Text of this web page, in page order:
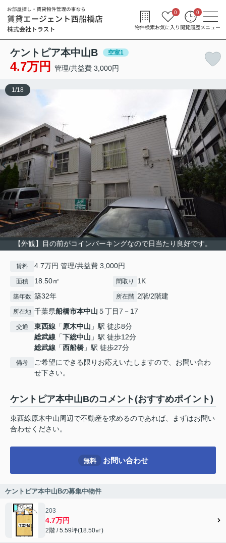
物件検索お気に入り
0
閲覧履歴
0
メニュー
ケントピア本中山B 空室1
4.7万円 管理/共益費 3,000円
【外観】目の前がコインパーキングなので日当たり良好です。
1/18
賃料 4.7万円 管理/共益費 3,000円
面積 18.50㎡ 間取り 1K
築年数 築32年 所在階 2階/2階建
所在地 千葉県船橋市本中山 ５丁目7－17
交通 東西線 「原木中山 」駅 徒歩8分
総武線 「下総中山 」駅 徒歩12分
総武線 「西船橋 」駅 徒歩27分
備考
ご希望にできる限りお応えいたしますので、お問い合わ
せ下さい。
ケントピア本中山Bのコメント(おすすめポイント)
東西線原木中山周辺で不動産を求めるのであれば、まずはお問い
合わせください。
無料 お問い合わせ
ケントピア本中山Bの募集中物件
203
4.7万円
2階 / 5.59坪(18.50㎡)